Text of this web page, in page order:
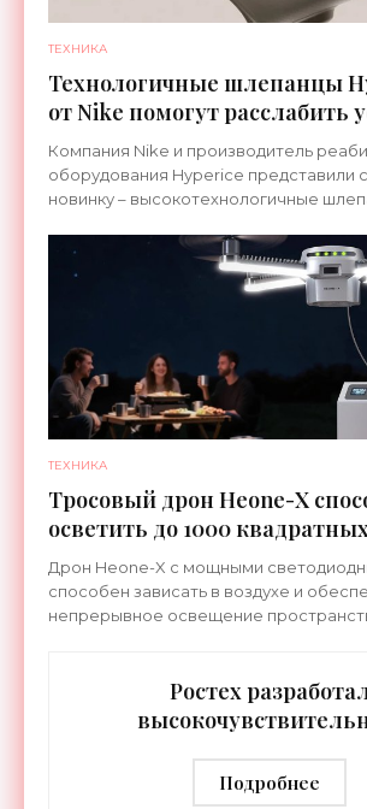
ТЕХНИКА
Технологичные шлепанцы
от Nike помогут расслабить
ноги после тренировки -
Компания Nike и производитель
оборудования Hyperice представили
новинку – высокотехнологичные
ТЕХНИКА
Тросовый дрон Heone-X
осветить до 1000
земли - «Беспилотники»
Дрон Heone-X с мощными
способен зависать в воздухе и
непрерывное освещение
Ростех
дальностью Подробнее